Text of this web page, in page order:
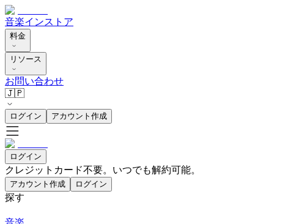
音楽インストア
料金
リソース
お問い合わせ
🇯🇵
ログイン アカウント作成
ログイン
クレジットカード不要。いつでも解約可能。
アカウント作成 ログイン
探す